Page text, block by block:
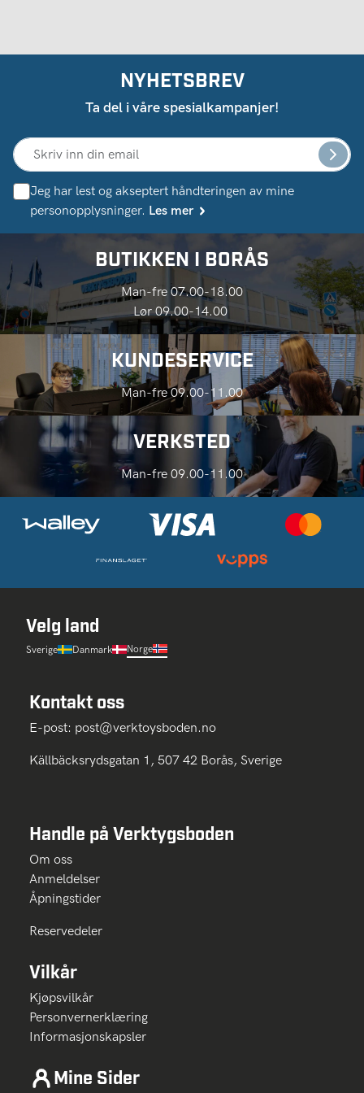
NYHETSBREV
Ta del i våre spesialkampanjer!
Jeg har lest og akseptert håndteringen av mine
personopplysninger. Les mer
BUTIKKEN I BORÅS
Man-fre 07.00-18.00
Lør 09.00-14.00
KUNDESERVICE
Man-fre 09.00-11.00
VERKSTED
Man-fre 09.00-11.00
Velg land
Sverige Danmark Norge
Kontakt oss
E-post: post@verktoysboden.no
Källbäcksrydsgatan 1, 507 42 Borås, Sverige
Handle på Verktygsboden
Om oss
Anmeldelser
Åpningstider
Reservedeler
Vilkår
Kjøpsvilkår
Personvernerklæring
Informasjonskapsler
Mine Sider